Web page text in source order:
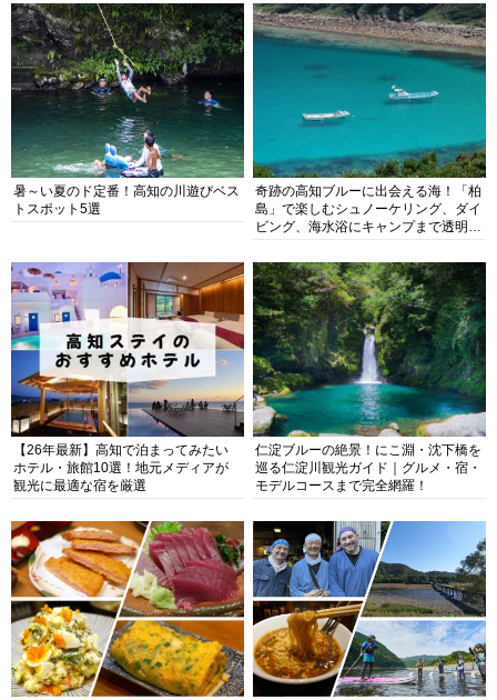
暑～い夏のド定番！高知の川遊びベス
トスポット5選
奇跡の高知ブルーに出会える海！「柏
島」で楽しむシュノーケリング、ダイ
ビング、海水浴にキャンプまで透明度
【26年最新】高知で泊まってみたい
ホテル・旅館10選！地元メディアが
観光に最適な宿を厳選
仁淀ブルーの絶景！にこ淵・沈下橋を
巡る仁淀川観光ガイド｜グルメ・宿・
モデルコースまで完全網羅！